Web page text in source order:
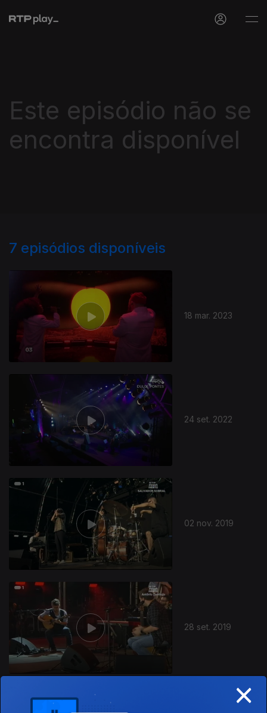
Este episódio não se
encontra disponível
7 episódios disponíveis
18 mar. 2023
24 set. 2022
02 nov. 2019
28 set. 2019
×